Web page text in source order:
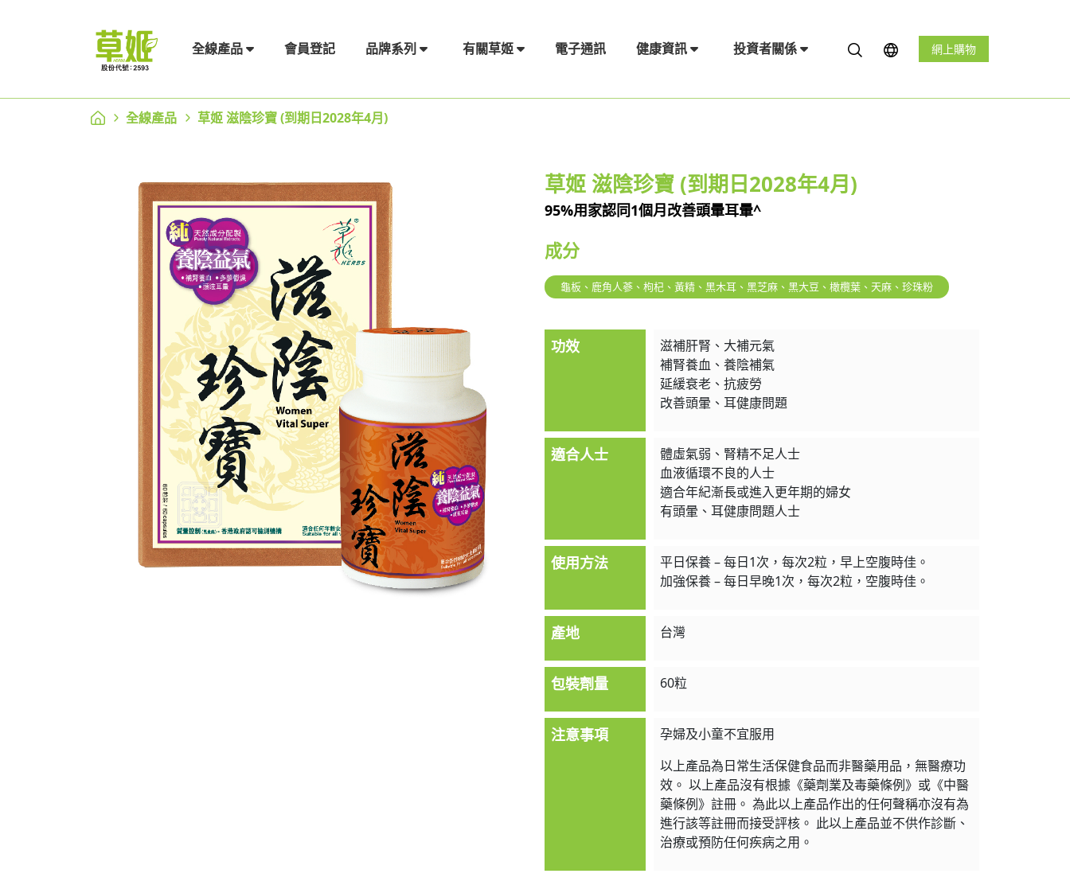
全線產品 會員登記 品牌系列 有關草姬 電子通訊 健康資訊 投資者關係 網上購物
全線產品 草姬 滋陰珍寶 (到期日2028年4月)
草姬 滋陰珍寶 (到期日2028年4月)
95%用家認同1個月改善頭暈耳暈^
成分
龜板、鹿角人蔘、枸杞、黃精、黑木耳、黑芝麻、黑大豆、橄欖葉、天麻、珍珠粉
功效
滋補肝腎、大補元氣
補腎養血、養陰補氣
延緩衰老、抗疲勞
改善頭暈、耳健康問題
適合人士
體虛氣弱、腎精不足人士
血液循環不良的人士
適合年紀漸長或進入更年期的婦女
有頭暈、耳健康問題人士
使用方法
平日保養 – 每日1次，每次2粒，早上空腹時佳。
加強保養 – 每日早晚1次，每次2粒，空腹時佳。
產地 台灣
包裝劑量 60粒
注意事項
孕婦及小童不宜服用
以上產品為日常生活保健食品而非醫藥用品，無醫療功
效。 以上產品沒有根據《藥劑業及毒藥條例》或《中醫
藥條例》註冊。 為此以上產品作出的任何聲稱亦沒有為
進行該等註冊而接受評核。 此以上產品並不供作診斷、
治療或預防任何疾病之用。